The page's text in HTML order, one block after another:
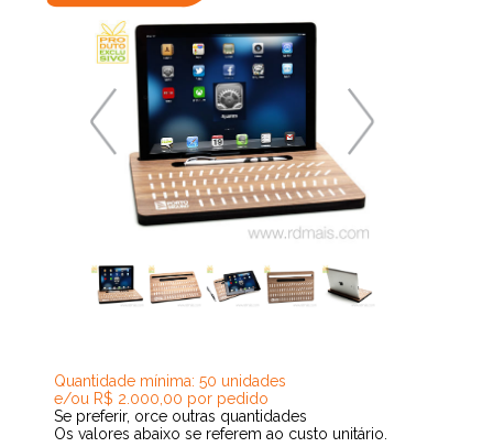
Quantidade mínima: 50 unidades
e/ou R$ 2.000,00 por pedido
Se preferir, orce outras quantidades
Os valores abaixo se referem ao custo unitário.